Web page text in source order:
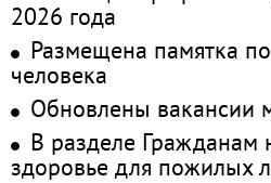
2026 года
Размещена памятка
человека
Обновлены вакансии
В разделе Гражданам
здоровье для пожилых